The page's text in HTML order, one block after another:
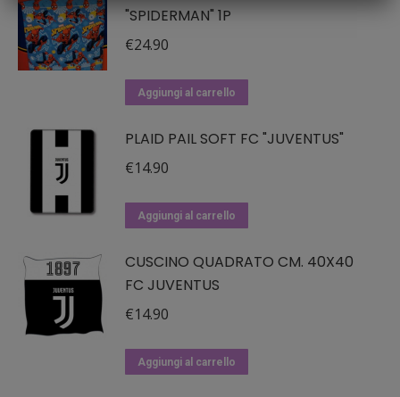
"SPIDERMAN" 1P
€24.90
Aggiungi al carrello
PLAID PAIL SOFT FC "JUVENTUS"
€14.90
Aggiungi al carrello
CUSCINO QUADRATO CM. 40X40
FC JUVENTUS
€14.90
Aggiungi al carrello